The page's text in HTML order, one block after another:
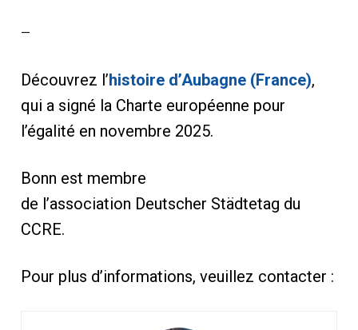
—
Découvrez l’histoire d’Aubagne (France),
qui a signé la Charte européenne pour
l’égalité en novembre 2025.
Bonn est membre
de l’association Deutscher Städtetag du
CCRE.
Pour plus d’informations, veuillez contacter :